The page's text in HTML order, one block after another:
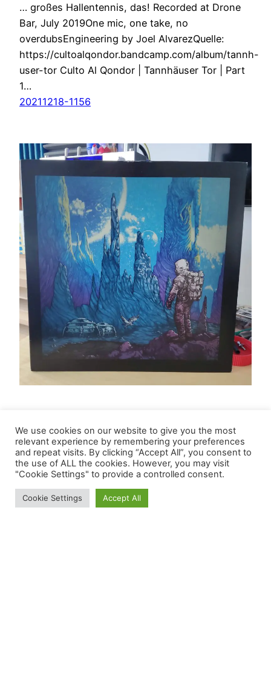
… großes Hallentennis, das! Recorded at Drone
Bar, July 2019One mic, one take, no
overdubsEngineering by Joel AlvarezQuelle:
https://cultoalqondor.bandcamp.com/album/tannh-
user-tor Culto Al Qondor | Tannhäuser Tor | Part
1…
20211218-1156
Yuri Gagarin – Yuri
Gagarin (2014
Remix) – 2014
We use cookies on our website to give you the most
relevant experience by remembering your preferences
and repeat visits. By clicking “Accept All”, you consent to
the use of ALL the cookies. However, you may visit
"Cookie Settings" to provide a controlled consent.
Cookie Settings Accept All